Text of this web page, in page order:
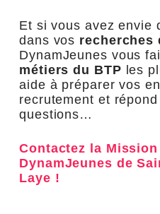
Et si vous avez envie
dans vos recherches
DynamJeunes vous
métiers du BTP les
aide à préparer vos
recrutement et
questions…
Contactez la
DynamJeunes de
Laye !